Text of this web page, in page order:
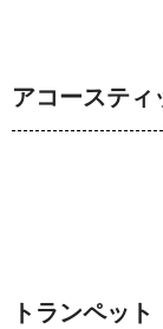
アコースティ
トランペット